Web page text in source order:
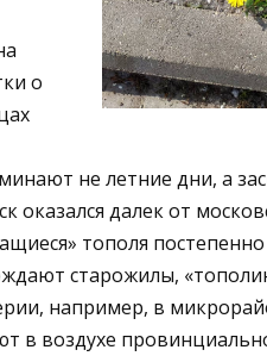
о
не летние дни, а
оказался далек от
тополя постепенно
старожилы,
например, в
в воздухе